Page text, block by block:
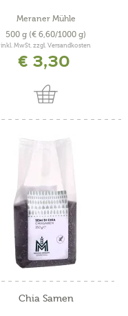
Meraner Mühle
500 g (€ 6,60/1000 g)
inkl. MwSt. zzgl. Versandkosten
€ 3,30
Chia Samen